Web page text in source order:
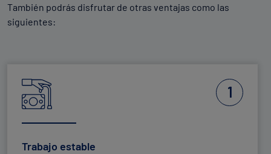
También podrás disfrutar de otras ventajas como las
siguientes:
1
Trabajo estable